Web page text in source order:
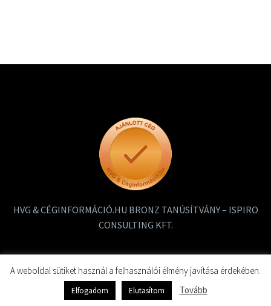
HVG & CÉGINFORMÁCIÓ.HU BRONZ TANÚSÍTVÁNY – ISPIRO
CONSULTING KFT.
2019 ISPIRO – Minden jog fenntartva!
A weboldal sütiket használ a felhasználói élmény javítása érdekében.
Elfogadom Elutasítom Tovább